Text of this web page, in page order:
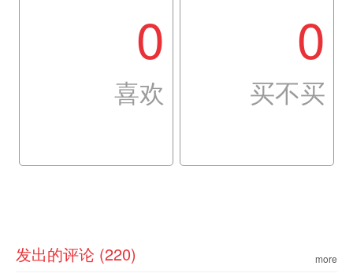
0
喜欢
0
买不买
发出的评论 (220) more